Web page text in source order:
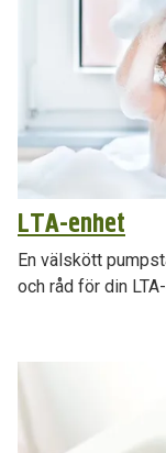
LTA-enhet
En välskött
och råd för din